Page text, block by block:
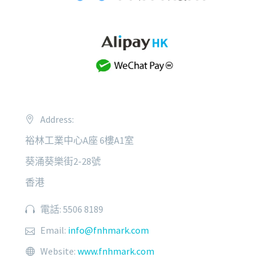
Address:
裕林工業中心A座 6樓A1室
葵涌葵樂街2-28號
香港
電話: 5506 8189
Email: info@fnhmark.com
Website: www.fnhmark.com